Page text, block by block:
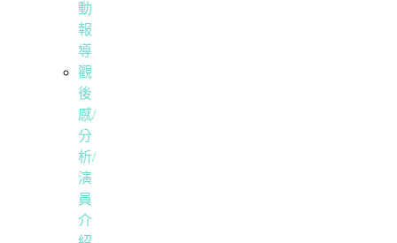
動
報
導
觀
後
感/
分
析/
演
員
介